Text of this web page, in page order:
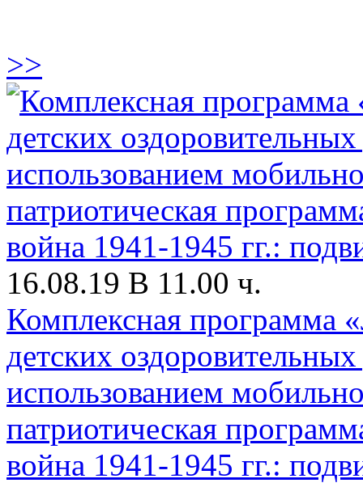
>>
16.08.19 В 11.00 ч.
Комплексная программа
детских
использованием
патриотическая
война 1941-1945 гг.: